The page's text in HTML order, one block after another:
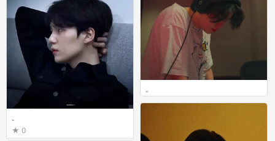
。
0
。
0